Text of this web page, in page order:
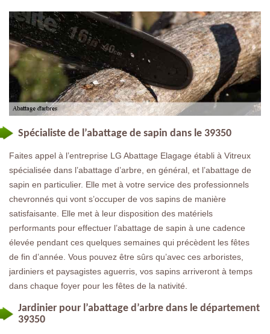
Spécialiste de l’abattage de sapin dans le 39350
Faites appel à l’entreprise LG Abattage Elagage établi à Vitreux
spécialisée dans l’abattage d’arbre, en général, et l’abattage de
sapin en particulier. Elle met à votre service des professionnels
chevronnés qui vont s’occuper de vos sapins de manière
satisfaisante. Elle met à leur disposition des matériels
performants pour effectuer l’abattage de sapin à une cadence
élevée pendant ces quelques semaines qui précèdent les fêtes
de fin d’année. Vous pouvez être sûrs qu’avec ces arboristes,
jardiniers et paysagistes aguerris, vos sapins arriveront à temps
dans chaque foyer pour les fêtes de la nativité.
Jardinier pour l’abattage d’arbre dans le département
39350